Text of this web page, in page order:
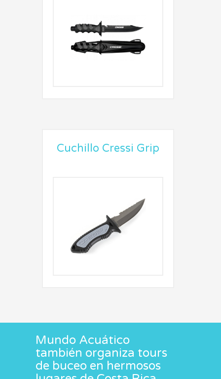
Cuchillo Cressi Grip
Mundo Acuático
también organiza tours
de buceo en hermosos